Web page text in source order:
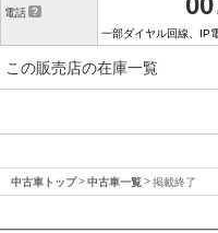
電話
一部ダイヤル回線、IP
この販売店の在庫一覧
中古車トップ 中古車一覧 掲載終了